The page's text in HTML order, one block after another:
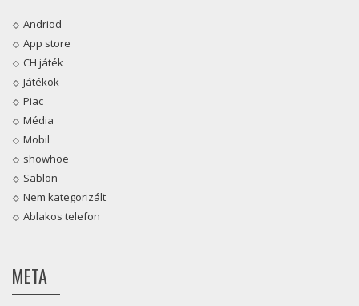
Andriod
App store
CH játék
Játékok
Piac
Média
Mobil
showhoe
Sablon
Nem kategorizált
Ablakos telefon
META